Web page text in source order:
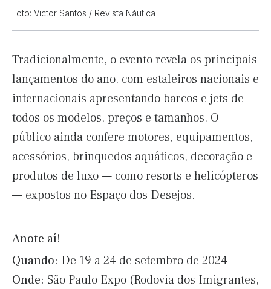
Foto: Victor Santos / Revista Náutica
Tradicionalmente, o evento revela os principais
lançamentos do ano, com estaleiros nacionais e
internacionais apresentando barcos e jets de
todos os modelos, preços e tamanhos. O
público ainda confere motores, equipamentos,
acessórios, brinquedos aquáticos, decoração e
produtos de luxo — como resorts e helicópteros
— expostos no Espaço dos Desejos.
Anote aí!
Quando: De 19 a 24 de setembro de 2024
Onde: São Paulo Expo (Rodovia dos Imigrantes,